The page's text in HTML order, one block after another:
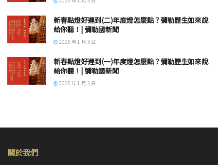
新春點燈好運到(二)年度燈怎麼點？彌勒歷生如來說
給你聽！| 彌勒國新聞
2025 年 1 月 3 日
新春點燈好運到(一)年度燈怎麼點？彌勒歷生如來說
給你聽！| 彌勒國新聞
2025 年 1 月 3 日
關於我們